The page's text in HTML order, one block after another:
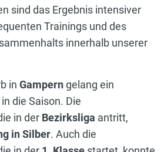
sind das Ergebnis intensiver
Trainings und des
innerhalb unserer
in Gamperngelang ein
die Saison. Die
in der Bezirksliga antritt,
in Silber. Auch die